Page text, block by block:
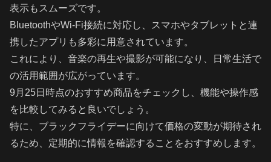
表示もスムーズです。
BluetoothやWi-Fi接続に対応し、スマホやタブレットと連
携したアプリも多彩に用意されています。
これにより、音楽の再生や撮影が可能になり、日常生活で
の活用範囲が広がっています。
9月25日時点のおすすめ商品をチェックし、機能や操作感
を比較してみると良いでしょう。
特に、ブラックフライデーに向けて価格の変動が期待され
るため、定期的に情報を確認することをおすすめします。